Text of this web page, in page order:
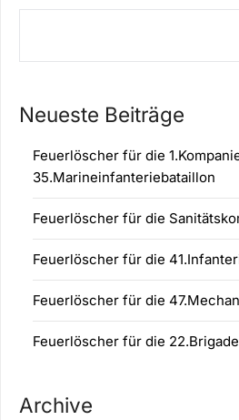
Neueste Beiträge
Feuerlöscher für die
35.Marineinfanteriebataillon
Feuerlöscher für die
Feuerlöscher für die
Feuerlöscher für die
Feuerlöscher für die 22.Brigade
Archive